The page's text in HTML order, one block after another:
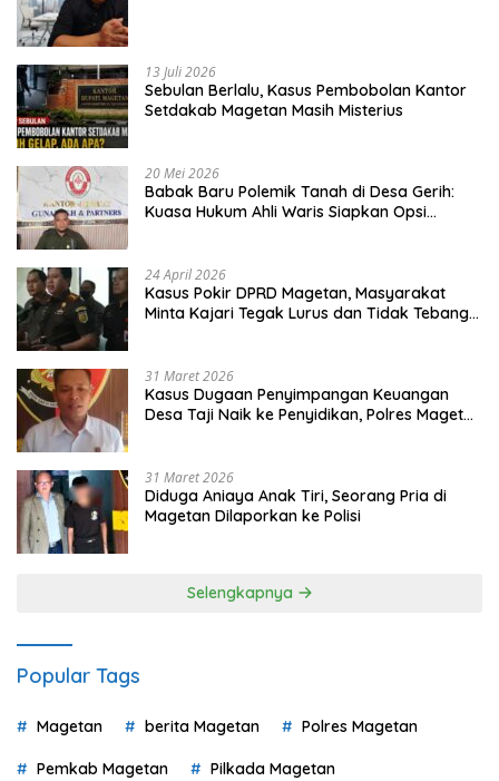
13 Juli 2026
Sebulan Berlalu, Kasus Pembobolan Kantor
Setdakab Magetan Masih Misterius
20 Mei 2026
Babak Baru Polemik Tanah di Desa Gerih:
Kuasa Hukum Ahli Waris Siapkan Opsi
24 April 2026
Kasus Pokir DPRD Magetan, Masyarakat
Minta Kajari Tegak Lurus dan Tidak Tebang
31 Maret 2026
Kasus Dugaan Penyimpangan Keuangan
Desa Taji Naik ke Penyidikan, Polres Magetan
31 Maret 2026
Diduga Aniaya Anak Tiri, Seorang Pria di
Magetan Dilaporkan ke Polisi
Selengkapnya
Popular Tags
Magetan berita Magetan Polres Magetan
Pemkab Magetan Pilkada Magetan